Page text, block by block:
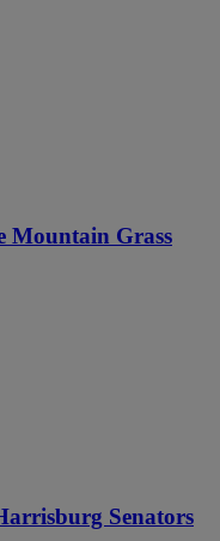
Mountain Grass
Senators